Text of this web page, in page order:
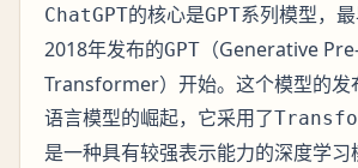
ChatGPT的核心是GPT系列模型，
2018年发布的GPT （Generative
Transformer）开始。这个模型的发
语言模型的崛起，它采用了
是一种具有较强表示能力的深度学习